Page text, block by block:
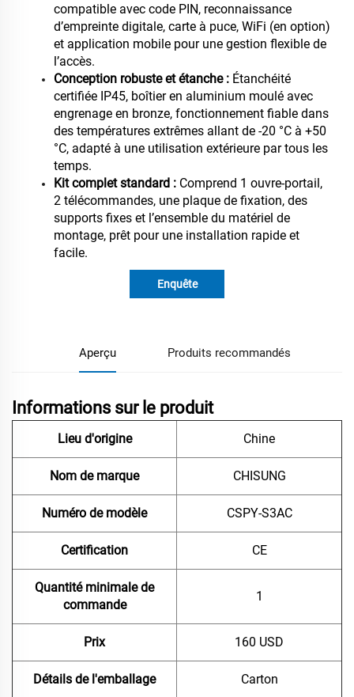
compatible avec code PIN, reconnaissance
d’empreinte digitale, carte à puce, WiFi (en option)
et application mobile pour une gestion flexible de
l’accès.
Conception robuste et étanche : Étanchéité
certifiée IP45, boîtier en aluminium moulé avec
engrenage en bronze, fonctionnement fiable dans
des températures extrêmes allant de -20 °C à +50
°C, adapté à une utilisation extérieure par tous les
temps.
Kit complet standard : Comprend 1 ouvre-portail,
2 télécommandes, une plaque de fixation, des
supports fixes et l’ensemble du matériel de
montage, prêt pour une installation rapide et
facile.
Enquête
Aperçu Produits recommandés
Informations sur le produit
Lieu d'origine Chine
Nom de marque CHISUNG
Numéro de modèle CSPY-S3AC
Certification CE
Quantité minimale de
commande
1
Prix 160 USD
Détails de l'emballage Carton